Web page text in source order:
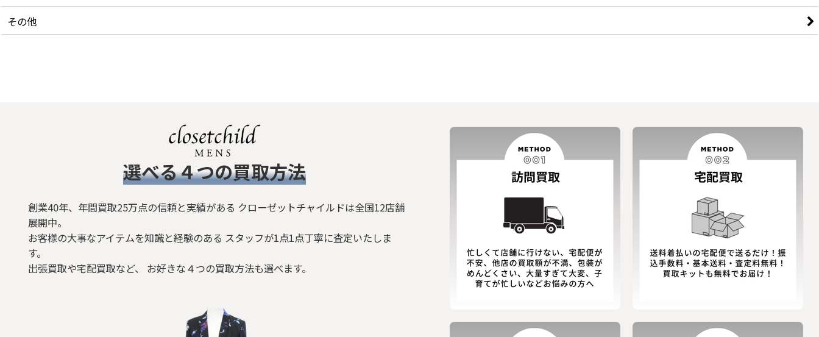
その他
​選べる４つの買取方法
創業40年、年間買取25万点の信頼と実績がある クローゼットチャイルドは全国12店舗
展開中。
お客様の大事なアイテムを知識と経験のある スタッフが1点1点丁寧に査定いたしま
す。
出張買取や宅配買取など、 お好きな４つの買取方法も選べます。